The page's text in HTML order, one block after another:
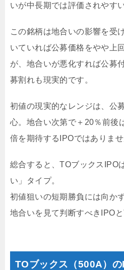
いが中長期では評価されやす
この銘柄は地合いの影響を受
いていれば公募価格をやや上
が、地合いが悪化すれば公募
募割れも現実的です。
初値の現実的なレンジは、公
心。地合い次第で＋20％前後
倍を期待するIPOではありませ
総合すると、TOブックスIPO
い」タイプ。
初値狙いの短期勝負には向か
地合いを見て判断すべきIPOと
TOブックス（500A）